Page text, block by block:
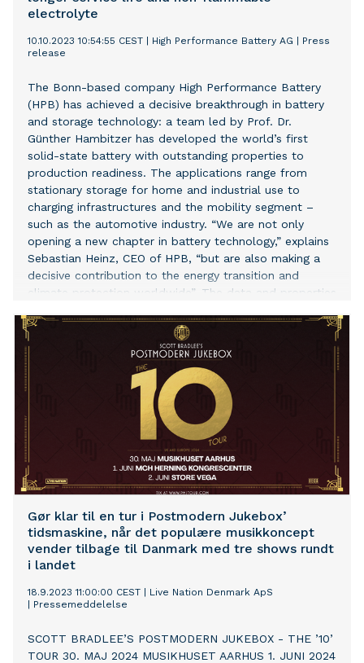
electrolyte
10.10.2023 10:54:55 CEST High Performance Battery AG
Press
release
The Bonn-based company High Performance Battery
(HPB) has achieved a decisive breakthrough in battery
and storage technology: a team led by Prof. Dr.
Günther Hambitzer has developed the world’s first
solid-state battery with outstanding properties to
production readiness. The applications range from
stationary storage for home and industrial use to
charging infrastructures and the mobility segment –
such as the automotive industry. “We are not only
opening a new chapter in battery technology,” explains
Sebastian Heinz, CEO of HPB, “but are also making a
decisive contribution to the energy transition and
climate protection worldwide”. The data and properties
characteristics compared to the currently dominant
lithium-ion batteries. Longevity: While conventional
lithium-ion batteries have to be replaced after about
1,250 charging cycles – with hourly charging and
discharging – the HPB solid-state battery currently has
Gør klar til en tur i Postmodern Jukebox’
tidsmaskine, når det populære musikkoncept
vender tilbage til Danmark med tre shows rundt
i landet
18.9.2023 11:00:00 CEST
Live Nation Denmark ApS
Pressemeddelelse
SCOTT BRADLEE’S POSTMODERN JUKEBOX - THE ’10’
TOUR 30. MAJ 2024 MUSIKHUSET AARHUS 1. JUNI 2024